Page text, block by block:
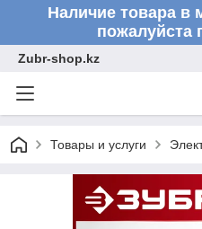
Наличие товара в
пожалуйста
Zubr-shop.kz
Товары и услуги